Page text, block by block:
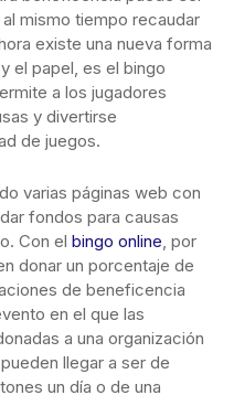
mismo tiempo recaudar
existe una nueva forma
el papel, es el bingo
a los jugadores
y divertirse
de juegos.
varias páginas web con
fondos para causas
Con el bingo online, por
donar un porcentaje de
de beneficencia
en el que las
a una organización
llegar a ser de
un día o de una